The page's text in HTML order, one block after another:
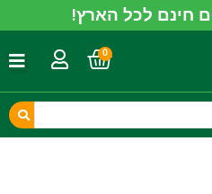
חינם לכל הארץ!
0